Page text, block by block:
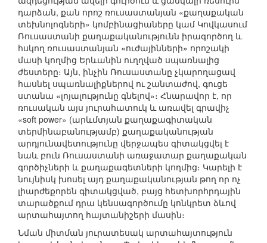
դարձան, քան որոշ ռուսաստանյան «քաղաքական
տեխնոլոգների» կոմբինացիաները կամ Կովկասում
Ռուսաստանի քաղաքականությունն իրագործող և
հսկող ռուսաստանյան «ուժայինների» որոշակի
մասի կողմից Երևանին ուղղված սպառնալից
ժեստերը։ Այն, ինչին Ռուսաստանը չկարողացավ
հասնել սպառնալիքներով ու շանտաժով, գուցե
ստանա «լոյալությունը գնելով»։ Հնարավոր է, որ
ռուսական այս յուրահատուկ և առավել գրավիչ
«soft power» (արևմտյան քաղաքագիտական
տերմինաբանությամբ) քաղաքականության
արդյունավետությունը վերջապես գիտակցվել է
նաև բուն Ռուսաստանի առաջատար քաղաքական
գործիչների և քաղաքագետների կողմից։ Կարելի է
նույնիսկ խոսել այդ քաղաքականության թող որ ոչ
լիարժեքորեն գիտակցված, բայց հետխորհրդային
տարածքում դրա կենսագործումը կոնկրետ ձևով
արտահայտող հայտանիշերի մասին։
Նման միտման յուրատեսակ արտահայտություն